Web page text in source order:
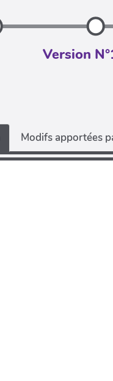
Version
Modifs apportées